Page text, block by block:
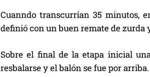
Cuanndo transcurrían 35 minutos,
definió con un buen remate de zurda
Sobre el final de la etapa inicial
resbalarse y el balón se fue por arriba.